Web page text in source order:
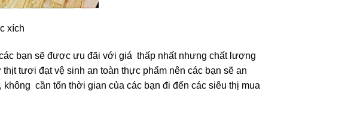
xích
bạn sẽ được ưu đãi với giá thấp nhất nhưng chất lượng
tươi đạt vệ sinh an toàn thực phẩm nên các bạn sẽ an
cần tốn thời gian của các bạn đi đến các siêu thị mua